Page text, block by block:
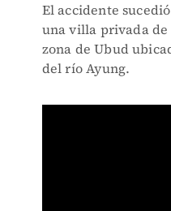
El accidente
una villa privada
zona de Ubud
del río Ayung.